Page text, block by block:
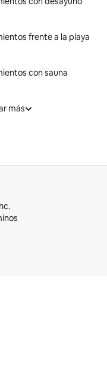
frente a la playa
con sauna
más